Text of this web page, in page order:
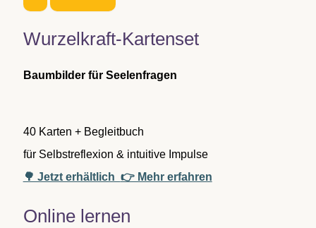
e
n
h
Wurzelkraft-Kartenset
Baumbilder für Seelenfragen
40 Karten + Begleitbuch
für Selbstreflexion & intuitive Impulse
🌳 Jetzt erhältlich 👉 Mehr erfahren
Online lernen